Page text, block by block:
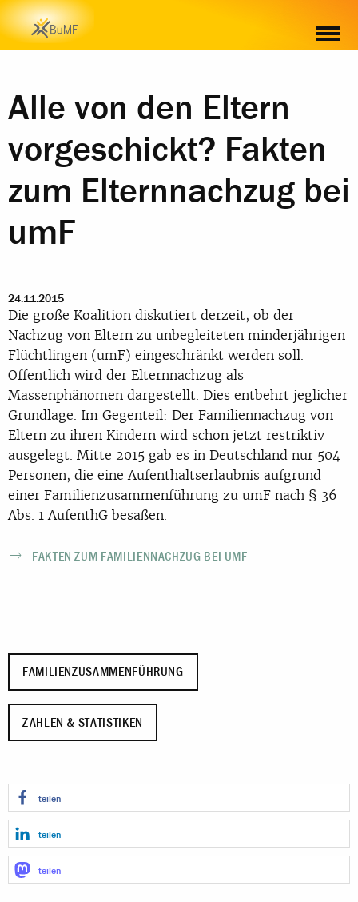
Alle von den Eltern
vorgeschickt? Fakten
zum Elternnachzug bei
umF
24.11.2015
Die große Koalition diskutiert derzeit, ob der
Nachzug von Eltern zu unbegleiteten minderjährigen
Flüchtlingen (umF) eingeschränkt werden soll.
Öffentlich wird der Elternnachzug als
Massenphänomen dargestellt. Dies entbehrt jeglicher
Grundlage. Im Gegenteil: Der Familiennachzug von
Eltern zu ihren Kindern wird schon jetzt restriktiv
ausgelegt. Mitte 2015 gab es in Deutschland nur 504
Personen, die eine Aufenthaltserlaubnis aufgrund
einer Familienzusammenführung zu umF nach § 36
Abs. 1 AufenthG besaßen.
FAKTEN ZUM FAMILIENNACHZUG BEI UMF
FAMILIENZUSAMMENFÜHRUNG
ZAHLEN & STATISTIKEN
teilen
teilen
teilen